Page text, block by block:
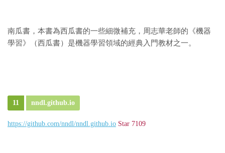
南瓜書，本書為西瓜書的一些細微補充，周志華老師的《機器
學習》（西瓜書）是機器學習領域的經典入門教材之一。
11 nndl.github.io
https://github.com/nndl/nndl.github.io Star 7109